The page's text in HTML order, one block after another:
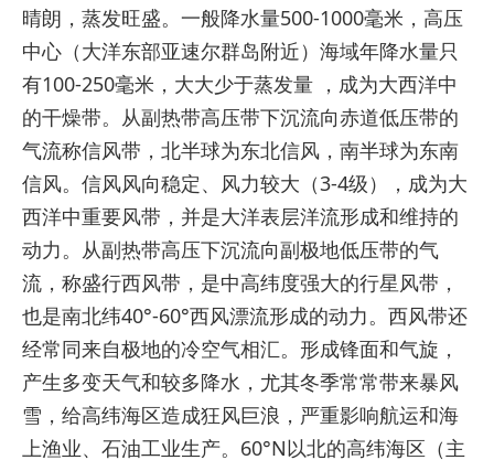
晴朗，蒸发旺盛。一般降水量500-1000毫米，高压
中心（大洋东部亚速尔群岛附近）海域年降水量只
有100-250毫米，大大少于蒸发量 ，成为大西洋中
的干燥带。从副热带高压带下沉流向赤道低压带的
气流称信风带，北半球为东北信风，南半球为东南
信风。信风风向稳定、风力较大（3-4级），成为大
西洋中重要风带，并是大洋表层洋流形成和维持的
动力。从副热带高压下沉流向副极地低压带的气
流，称盛行西风带，是中高纬度强大的行星风带，
也是南北纬40°-60°西风漂流形成的动力。西风带还
经常同来自极地的冷空气相汇。形成锋面和气旋，
产生多变天气和较多降水，尤其冬季常常带来暴风
雪，给高纬海区造成狂风巨浪，严重影响航运和海
上渔业、石油工业生产。60°N以北的高纬海区（主